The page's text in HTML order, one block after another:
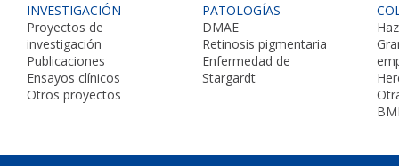
INVESTIGACIÓN
Proyectos de
investigación
Publicaciones
Ensayos clínicos
Otros proyectos
PATOLOGÍAS
DMAE
Retinosis pigmentaria
Enfermedad de
Stargardt